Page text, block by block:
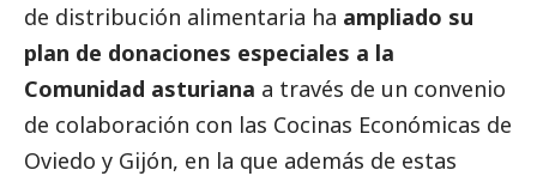
de distribución alimentaria ha ampliado su
plan de donaciones especiales a la
Comunidad asturiana a través de un convenio
de colaboración con las Cocinas Económicas de
Oviedo y Gijón, en la que además de estas